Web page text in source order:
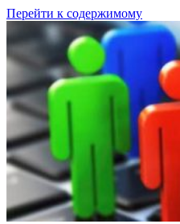
Перейти к содержимому